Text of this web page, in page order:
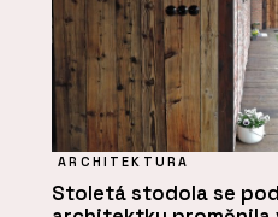
ARCHITEKTURA
Stoletá stodola se